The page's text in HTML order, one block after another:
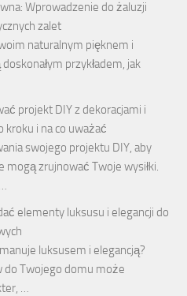
Wprowadzenie do żaluzji
zalet
naturalnym pięknem i
przykładem, jak
projekt DIY z dekoracjami i
i na co uważać
swojego projektu DIY, aby
mogą zrujnować Twoje wysiłki.
elementy luksusu i elegancji do
luksusem i elegancją?
Twojego domu może
…